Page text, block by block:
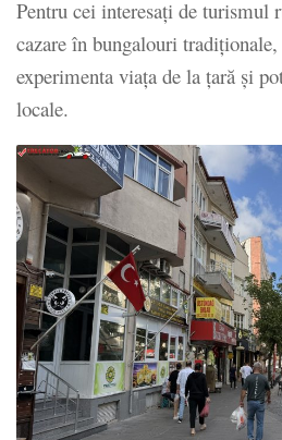
Pentru cei interesați de turismul
cazare în bungalouri
experimenta viața de la țară și
locale.